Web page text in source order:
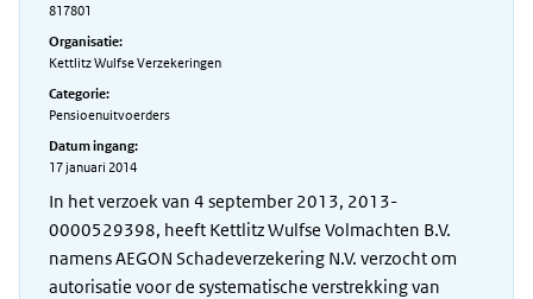
817801
Organisatie:
Kettlitz Wulfse Verzekeringen
Categorie:
Pensioenuitvoerders
Datum ingang:
17 januari 2014
In het verzoek van 4 september 2013, 2013-
0000529398, heeft Kettlitz Wulfse Volmachten B.V.
namens AEGON Schadeverzekering N.V. verzocht om
autorisatie voor de systematische verstrekking van